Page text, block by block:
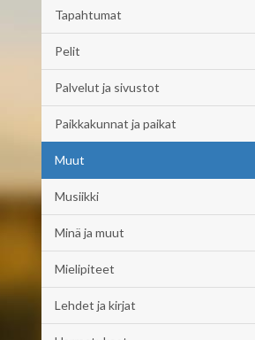
Tapahtumat
Pelit
Palvelut ja sivustot
Paikkakunnat ja paikat
Muut
Musiikki
Minä ja muut
Mielipiteet
Lehdet ja kirjat